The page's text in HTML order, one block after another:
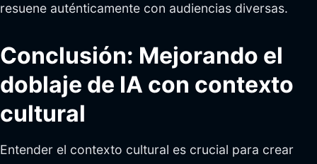
resuene auténticamente con audiencias diversas.
Conclusión: Mejorando el
doblaje de IA con contexto
cultural
Entender el contexto cultural es crucial para crear